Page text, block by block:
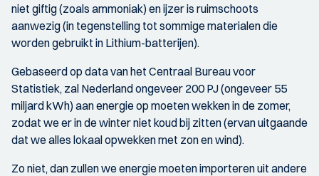
niet giftig (zoals ammoniak) en ijzer is ruimschoots
aanwezig (in tegenstelling tot sommige materialen die
worden gebruikt in Lithium-batterijen).
Gebaseerd op data van het Centraal Bureau voor
Statistiek, zal Nederland ongeveer 200 PJ (ongeveer 55
miljard kWh) aan energie op moeten wekken in de zomer,
zodat we er in de winter niet koud bij zitten (ervan uitgaande
dat we alles lokaal opwekken met zon en wind).
Zo niet, dan zullen we energie moeten importeren uit andere